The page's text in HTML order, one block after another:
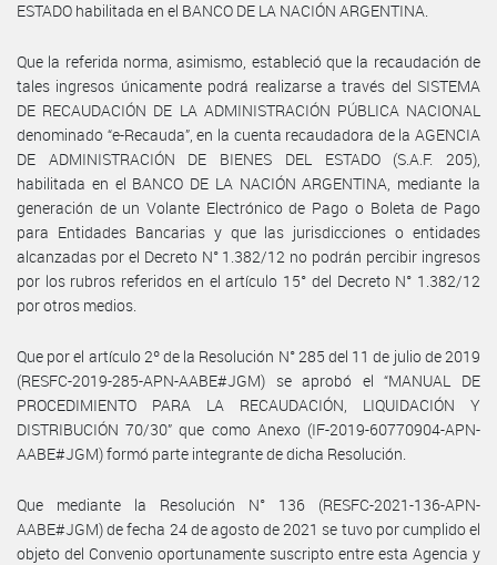
ESTADO habilitada en el BANCO DE LA NACIÓN ARGENTINA.
Que la referida norma, asimismo, estableció que la recaudación de
tales ingresos únicamente podrá realizarse a través del SISTEMA
DE RECAUDACIÓN DE LA ADMINISTRACIÓN PÚBLICA NACIONAL
denominado “e-Recauda”, en la cuenta recaudadora de la AGENCIA
DE ADMINISTRACIÓN DE BIENES DEL ESTADO (S.A.F. 205),
habilitada en el BANCO DE LA NACIÓN ARGENTINA, mediante la
generación de un Volante Electrónico de Pago o Boleta de Pago
para Entidades Bancarias y que las jurisdicciones o entidades
alcanzadas por el Decreto N° 1.382/12 no podrán percibir ingresos
por los rubros referidos en el artículo 15° del Decreto N° 1.382/12
por otros medios.
Que por el artículo 2º de la Resolución N° 285 del 11 de julio de 2019
(RESFC-2019-285-APN-AABE#JGM) se aprobó el “MANUAL DE
PROCEDIMIENTO PARA LA RECAUDACIÓN, LIQUIDACIÓN Y
DISTRIBUCIÓN 70/30” que como Anexo (IF-2019-60770904-APN-
AABE#JGM) formó parte integrante de dicha Resolución.
Que mediante la Resolución N° 136 (RESFC-2021-136-APN-
AABE#JGM) de fecha 24 de agosto de 2021 se tuvo por cumplido el
objeto del Convenio oportunamente suscripto entre esta Agencia y